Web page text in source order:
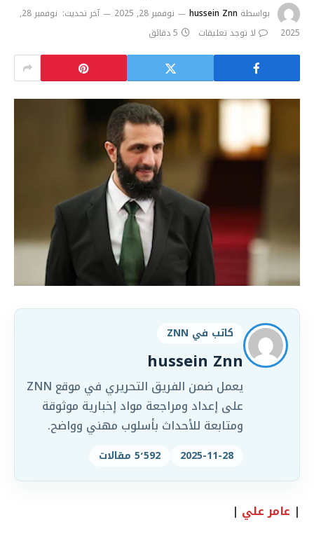
بواسطة hussein Znn نوفمبر 28, 2025 آخر تحديث:
نوفمبر 28,
2025
لا توجد تعليقات 5 دقائق
كاتب في ZNN
hussein Znn
يعمل ضمن الفريق التحريري في موقع ZNN
على إعداد ومراجعة مواد إخبارية موثوقة
ومتابعة للأحداث بأسلوب مهني وواضح.
2025-11-28 5٬592 مقالات
| عامر علي |